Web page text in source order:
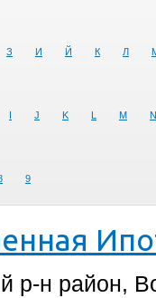
З И Й К Л
I J K L M N
9
р-н район,